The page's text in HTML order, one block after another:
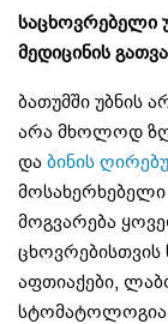
საცხოვრებელი
მედიცინის
ბათუმში უბნის
არა მხოლოდ
და ბინის
მოსახერხებელი
მოგვარება
აფთიაქები,
სტომატოლოგია,